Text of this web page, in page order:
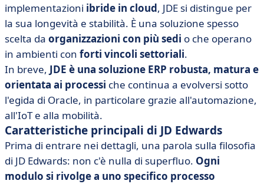
implementazioni ibride in cloud, JDE si distingue per
la sua longevità e stabilità. È una soluzione spesso
scelta da organizzazioni con più sedi o che operano
in ambienti con forti vincoli settoriali.
In breve, JDE è una soluzione ERP robusta, matura e
orientata ai processi che continua a evolversi sotto
l'egida di Oracle, in particolare grazie all'automazione,
all'IoT e alla mobilità.
Caratteristiche principali di JD Edwards
Prima di entrare nei dettagli, una parola sulla filosofia
di JD Edwards: non c'è nulla di superfluo. Ogni
modulo si rivolge a uno specifico processo